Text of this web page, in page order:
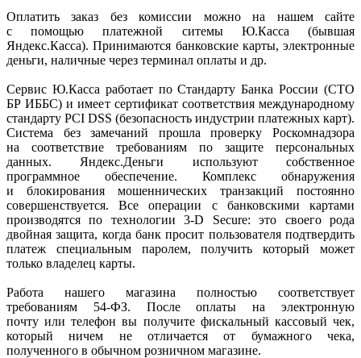
Оплатить заказ без комиссии можно на нашем сайте
с помощью платежной ситемы Ю.Касса
(бывшая
Яндекс.Касса). Принимаются банковские карты, электронные
деньги, наличные через терминал оплаты и др.
Сервис Ю.Касса работает по Стандарту Банка России (СТО
БР ИББС) и имеет сертификат соответствия международному
стандарту PCI DSS (безопасность индустрии платежных карт).
Система без замечаний прошла проверку Роскомнадзора
на соответствие требованиям по защите персональных
данных. Яндекс.Деньги используют собственное
программное обеспечение. Комплекс обнаружения
и блокирования мошеннических транзакций постоянно
совершенствуется. Все операции с банковскими картами
производятся по технологии 3-D Secure: это своего рода
двойная защита, когда банк просит пользователя подтвердить
платеж специальным паролем, получить который может
только владелец карты.
Работа нашего магазина полностью соответствует
требованиям 54-ФЗ. После оплаты на электронную
почту или телефон вы получите фискальный кассовый чек,
который ничем не отличается от бумажного чека,
полученного в обычном розничном магазине.